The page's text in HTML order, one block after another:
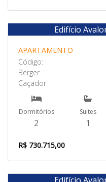
Edifício
APARTAMENTO
Código:
Berger
Caçador
Dormitórios
2
Suites
1
R$ 730.715,00